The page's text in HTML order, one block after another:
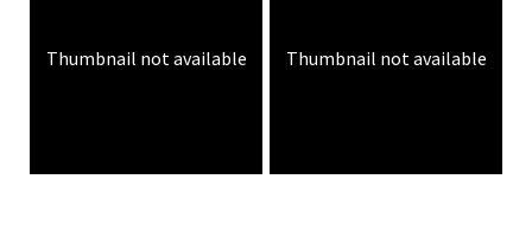
Thumbnail not available Thumbnail not available